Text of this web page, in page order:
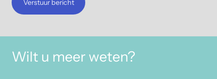
Verstuur bericht
Wilt u meer weten?